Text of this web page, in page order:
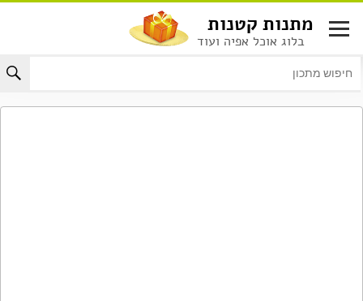
לתוכן
מתנות קטנות
בלוג אוכל אפיה ועוד